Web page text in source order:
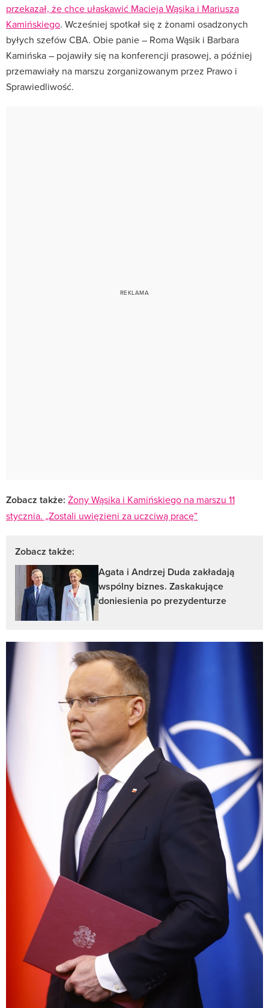
przekazał, że chce ułaskawić Macieja Wąsika i Mariusza
Kamińskiego. Wcześniej spotkał się z żonami osadzonych
byłych szefów CBA. Obie panie – Roma Wąsik i Barbara
Kamińska – pojawiły się na konferencji prasowej, a później
przemawiały na marszu zorganizowanym przez Prawo i
Sprawiedliwość.
Zobacz także: Żony Wąsika i Kamińskiego na marszu 11
stycznia. „Zostali uwięzieni za uczciwą pracę”
Zobacz także:
Agata i Andrzej Duda zakładają
wspólny biznes. Zaskakujące
doniesienia po prezydenturze